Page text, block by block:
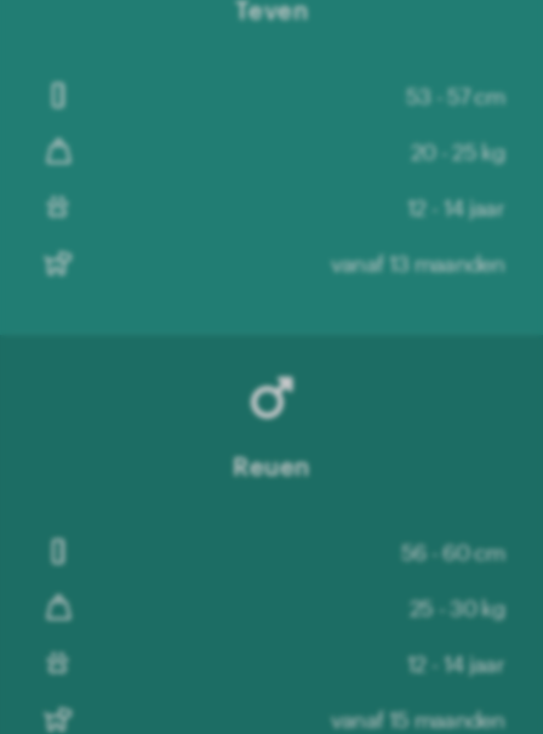
Teven
53 - 57 cm
20 - 25 kg
12 - 14 jaar
vanaf 13 maanden
Reuen
56 - 60 cm
25 - 30 kg
12 - 14 jaar
vanaf 15 maanden